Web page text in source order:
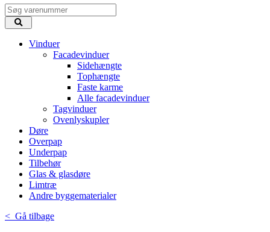
Vinduer
Facadevinduer
Sidehængte
Tophængte
Faste karme
Alle facadevinduer
Tagvinduer
Ovenlyskupler
Døre
Overpap
Underpap
Tilbehør
Glas & glasdøre
Limtræ
Andre byggematerialer
< Gå tilbage